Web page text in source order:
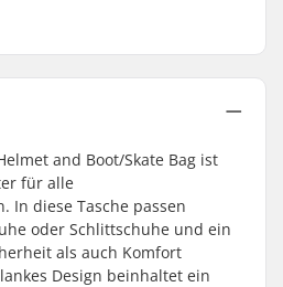
and Boot/Skate Bag ist
für alle
In diese Tasche passen
oder Schlittschuhe und ein
als auch Komfort
Design beinhaltet ein